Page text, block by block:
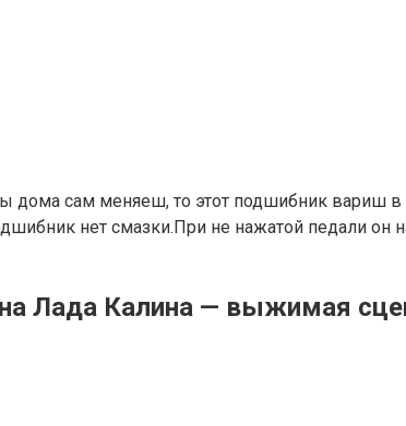
дома сам меняеш, то этот подшибник
нет смазки.При не нажатой педали он
Лада Калина — выжимая